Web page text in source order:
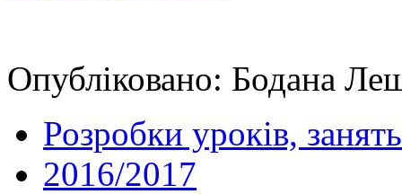
Опубліковано: Бодана
Розробки уроків, занять
2016/2017